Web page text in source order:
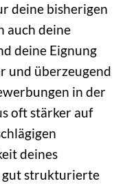
deine bisherigen
auch deine
deine Eignung
und überzeugend
in der
oft stärker auf
deines
gut strukturierte